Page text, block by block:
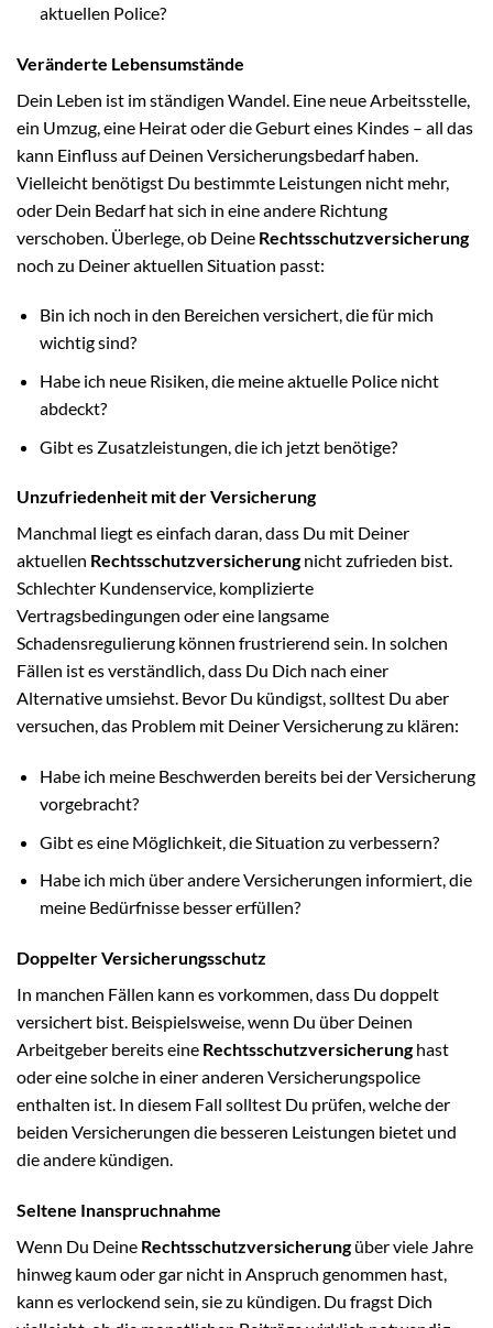
aktuellen Police?
Veränderte Lebensumstände
Dein Leben ist im ständigen Wandel. Eine neue Arbeitsstelle,
ein Umzug, eine Heirat oder die Geburt eines Kindes – all das
kann Einfluss auf Deinen Versicherungsbedarf haben.
Vielleicht benötigst Du bestimmte Leistungen nicht mehr,
oder Dein Bedarf hat sich in eine andere Richtung
verschoben. Überlege, ob Deine Rechtsschutzversicherung
noch zu Deiner aktuellen Situation passt:
Bin ich noch in den Bereichen versichert, die für mich
wichtig sind?
Habe ich neue Risiken, die meine aktuelle Police nicht
abdeckt?
Gibt es Zusatzleistungen, die ich jetzt benötige?
Unzufriedenheit mit der Versicherung
Manchmal liegt es einfach daran, dass Du mit Deiner
aktuellen Rechtsschutzversicherungnicht zufrieden bist.
Schlechter Kundenservice, komplizierte
Vertragsbedingungen oder eine langsame
Schadensregulierung können frustrierend sein. In solchen
Fällen ist es verständlich, dass Du Dich nach einer
Alternative umsiehst. Bevor Du kündigst, solltest Du aber
versuchen, das Problem mit Deiner Versicherung zu klären:
Habe ich meine Beschwerden bereits bei der Versicherung
vorgebracht?
Gibt es eine Möglichkeit, die Situation zu verbessern?
Habe ich mich über andere Versicherungen informiert, die
meine Bedürfnisse besser erfüllen?
Doppelter Versicherungsschutz
In manchen Fällen kann es vorkommen, dass Du doppelt
versichert bist. Beispielsweise, wenn Du über Deinen
Arbeitgeber bereits eine Rechtsschutzversicherunghast
oder eine solche in einer anderen Versicherungspolice
enthalten ist. In diesem Fall solltest Du prüfen, welche der
beiden Versicherungen die besseren Leistungen bietet und
die andere kündigen.
Seltene Inanspruchnahme
Wenn Du Deine Rechtsschutzversicherungüber viele Jahre
hinweg kaum oder gar nicht in Anspruch genommen hast,
kann es verlockend sein, sie zu kündigen. Du fragst Dich